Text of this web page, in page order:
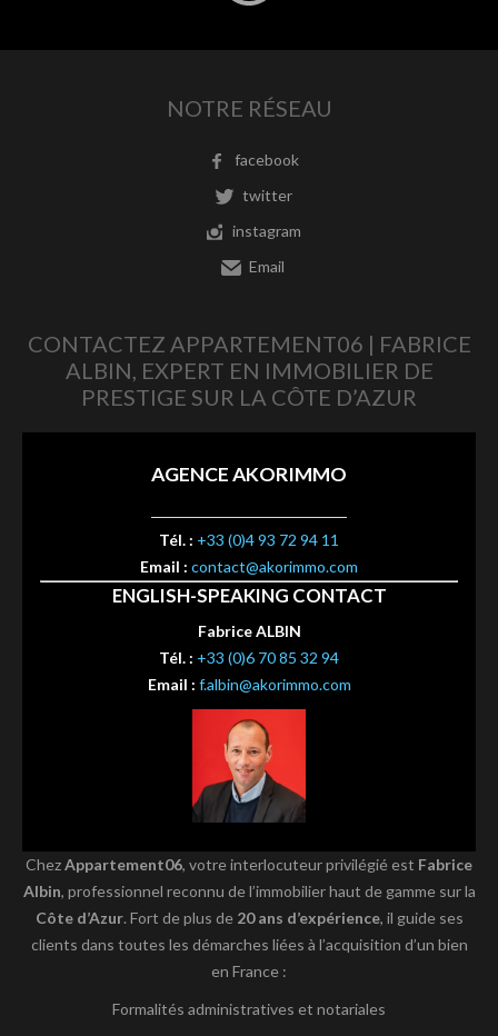
NOTRE RÉSEAU
facebook
twitter
instagram
Email
CONTACTEZ APPARTEMENT06 | FABRICE
ALBIN, EXPERT EN IMMOBILIER DE
PRESTIGE SUR LA CÔTE D’AZUR
AGENCE AKORIMMO
Tél. : +33 (0)4 93 72 94 11
Email : contact@akorimmo.com
ENGLISH-SPEAKING CONTACT
Fabrice ALBIN
Tél. : +33 (0)6 70 85 32 94
Email : f.albin@akorimmo.com
ChezAppartement06, votre interlocuteur privilégié est Fabrice
Albin, professionnel reconnu de l’immobilier haut de gamme sur la
Côte d’Azur. Fort de plus de 20 ans d’expérience, il guide ses
clients dans toutes les démarches liées à l’acquisition d’un bien
en France :
Formalités administratives et notariales